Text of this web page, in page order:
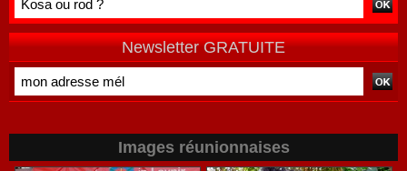
qu'individuelle
Newsletter GRATUITE
Images réunionnaises